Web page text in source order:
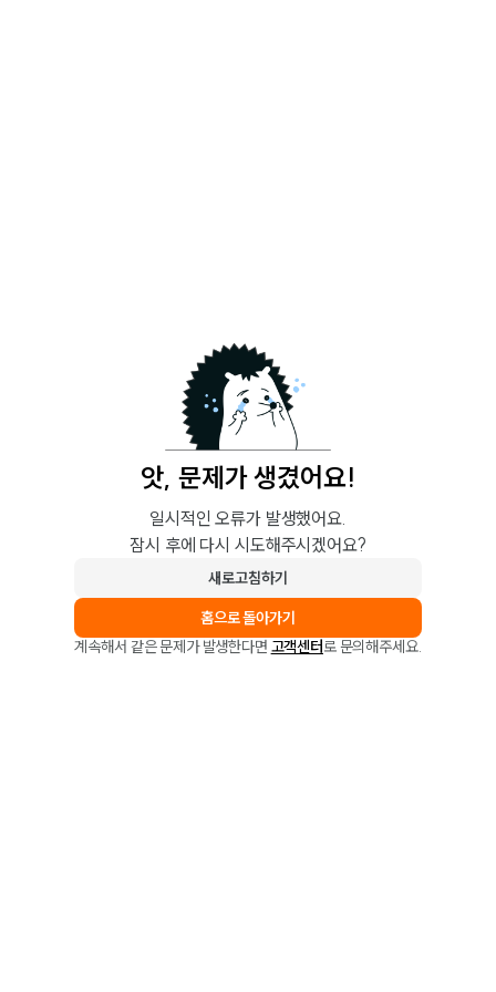
앗, 문제가 생겼어요!
일시적인 오류가 발생했어요.
잠시 후에 다시 시도해주시겠어요?
새로고침하기
홈으로 돌아가기
계속해서 같은 문제가 발생한다면 고객센터로 문의해주세요.